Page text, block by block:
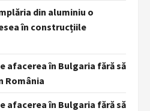
din aluminiu o
în construcțiile
afacerea în Bulgaria fără să
România
afacerea în Bulgaria fără să